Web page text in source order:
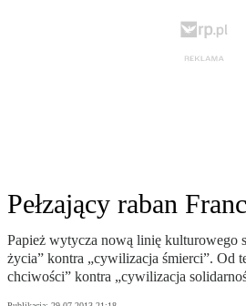
Pełzający raban
Papież wytycza nową linię kulturowego
życia” kontra „cywilizacja śmierci”. Od
chciwości” kontra „cywilizacja